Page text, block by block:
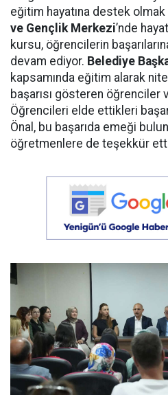
eğitim hayatına destek olmak
ve Gençlik Merkezi’nde
kursu, öğrencilerin
devam ediyor. Belediye
kapsamında eğitim alarak
başarısı gösteren öğrenciler
Öğrencileri elde ettikleri
Önal, bu başarıda emeği
öğretmenlere de teşekkür